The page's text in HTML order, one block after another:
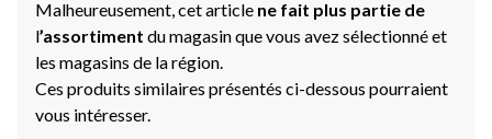
Malheureusement, cet article ne fait plus partie de
l’assortiment du magasin que vous avez sélectionné et
les magasins de la région.
Ces produits similaires présentés ci-dessous pourraient
vous intéresser.